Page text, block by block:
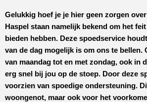
Gelukkig hoef je je hier geen zorgen
Haspel staan namelijk bekend om het
bieden hebben. Deze spoedservice
van de dag mogelijk is om ons te
van maandag tot en met zondag, ook in
erg snel bij jou op de stoep. Door deze
voorzien van spoedige ondersteuning.
woongenot, maar ook voor het